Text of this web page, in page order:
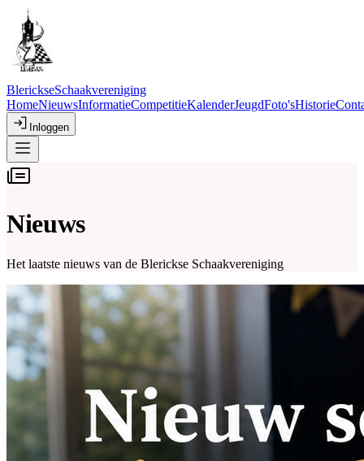
BlerickseSchaakvereniging
HomeNieuwsInformatieCompetitieKalenderJeugdFoto'sHistorie
Inloggen
Nieuws
Het laatste nieuws van de Blerickse Schaakvereniging